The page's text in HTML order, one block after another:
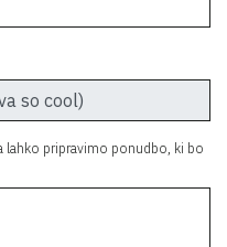
pripravimo ponudbo, ki bo